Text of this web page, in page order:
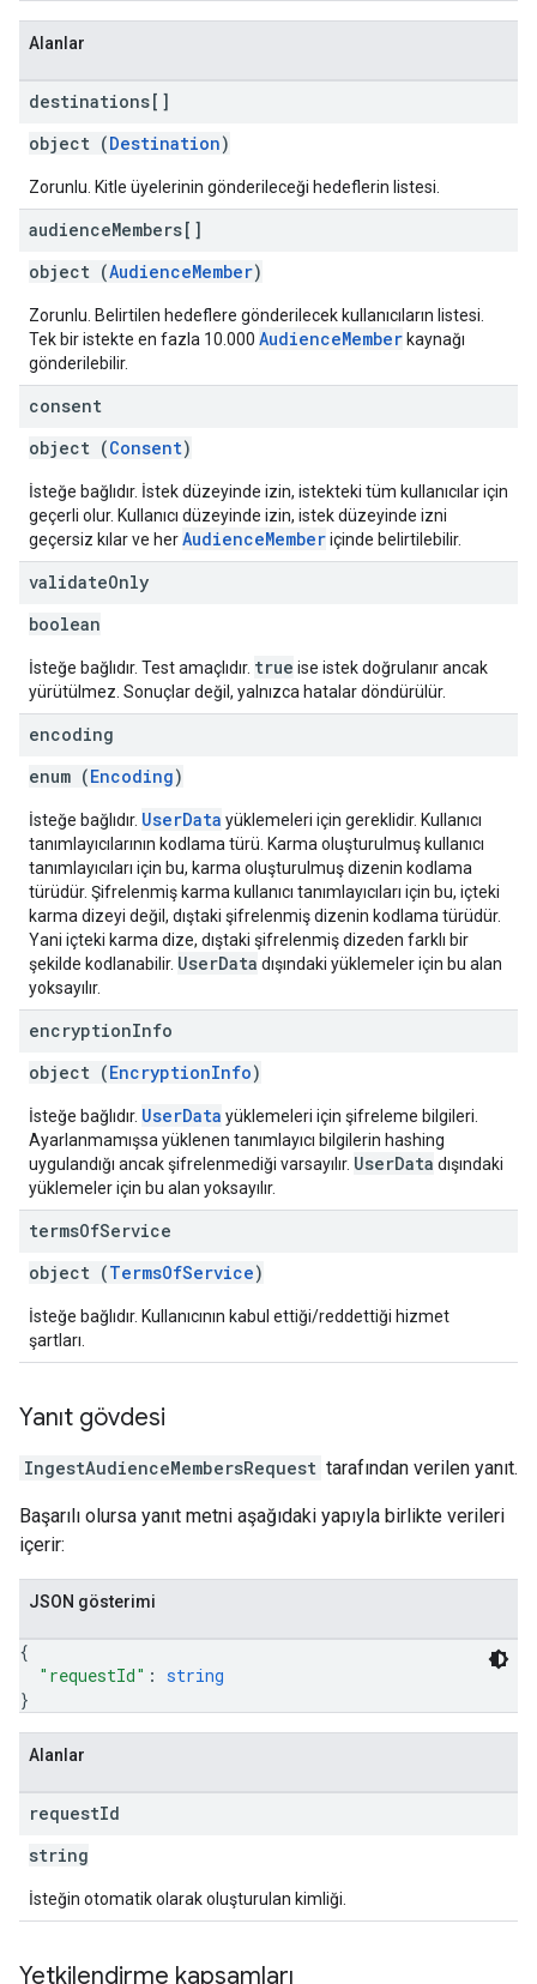
Alanlar
destinations[]
object (Destination)
Zorunlu. Kitle üyelerinin gönderileceği hedeflerin listesi.
audienceMembers[]
object (AudienceMember)
Zorunlu. Belirtilen hedeflere gönderilecek kullanıcıların listesi.
Tek bir istekte en fazla 10.000 AudienceMember kaynağı
gönderilebilir.
consent
object (Consent)
İsteğe bağlıdır. İstek düzeyinde izin, istekteki tüm kullanıcılar için
geçerli olur. Kullanıcı düzeyinde izin, istek düzeyinde izni
geçersiz kılar ve herAudienceMemberiçinde belirtilebilir.
validateOnly
boolean
İsteğe bağlıdır. Test amaçlıdır. true ise istek doğrulanır ancak
yürütülmez. Sonuçlar değil, yalnızca hatalar döndürülür.
encoding
enum (Encoding)
İsteğe bağlıdır. UserData yüklemeleri için gereklidir. Kullanıcı
tanımlayıcılarının kodlama türü. Karma oluşturulmuş kullanıcı
tanımlayıcıları için bu, karma oluşturulmuş dizenin kodlama
türüdür. Şifrelenmiş karma kullanıcı tanımlayıcıları için bu, içteki
karma dizeyi değil, dıştaki şifrelenmiş dizenin kodlama türüdür.
Yani içteki karma dize, dıştaki şifrelenmiş dizeden farklı bir
şekilde kodlanabilir. UserData dışındaki yüklemeler için bu alan
yoksayılır.
encryptionInfo
object (EncryptionInfo)
İsteğe bağlıdır. UserData yüklemeleri için şifreleme bilgileri.
Ayarlanmamışsa yüklenen tanımlayıcı bilgilerin hashing
uygulandığı ancak şifrelenmediği varsayılır. UserData dışındaki
yüklemeler için bu alan yoksayılır.
termsOfService
object (TermsOfService)
İsteğe bağlıdır. Kullanıcının kabul ettiği/reddettiği hizmet
şartları.
Yanıt gövdesi
IngestAudienceMembersRequest tarafından verilen yanıt.
Başarılı olursa yanıt metni aşağıdaki yapıyla birlikte verileri
içerir:
JSON gösterimi
{
"requestId" : string
}
Alanlar
requestId
string
İsteğin otomatik olarak oluşturulan kimliği.
Yetkilendirme kapsamları